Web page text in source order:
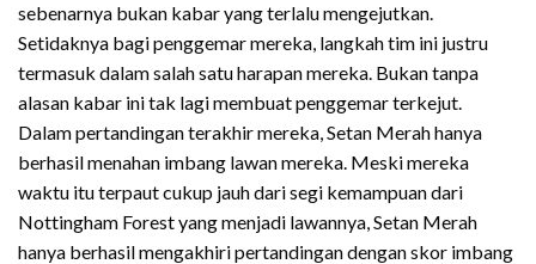
sebenarnya bukan kabar yang terlalu mengejutkan.
Setidaknya bagi penggemar mereka, langkah tim ini justru
termasuk dalam salah satu harapan mereka. Bukan tanpa
alasan kabar ini tak lagi membuat penggemar terkejut.
Dalam pertandingan terakhir mereka, Setan Merah hanya
berhasil menahan imbang lawan mereka. Meski mereka
waktu itu terpaut cukup jauh dari segi kemampuan dari
Nottingham Forest yang menjadi lawannya, Setan Merah
hanya berhasil mengakhiri pertandingan dengan skor imbang